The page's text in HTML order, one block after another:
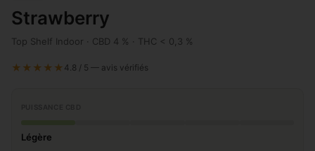
Strawberry
Top Shelf Indoor · CBD 4 % · THC < 0,3 %
★★★★★ 4.8 / 5 — avis vérifiés
Légère